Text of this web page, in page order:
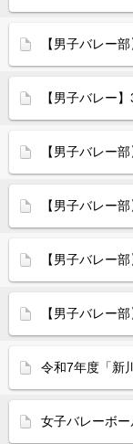
【男子バレー
【男子バレー
【男子バレー
【男子バレー
【男子バレー
【男子バレー
令和7年度「新
女子バレーボー